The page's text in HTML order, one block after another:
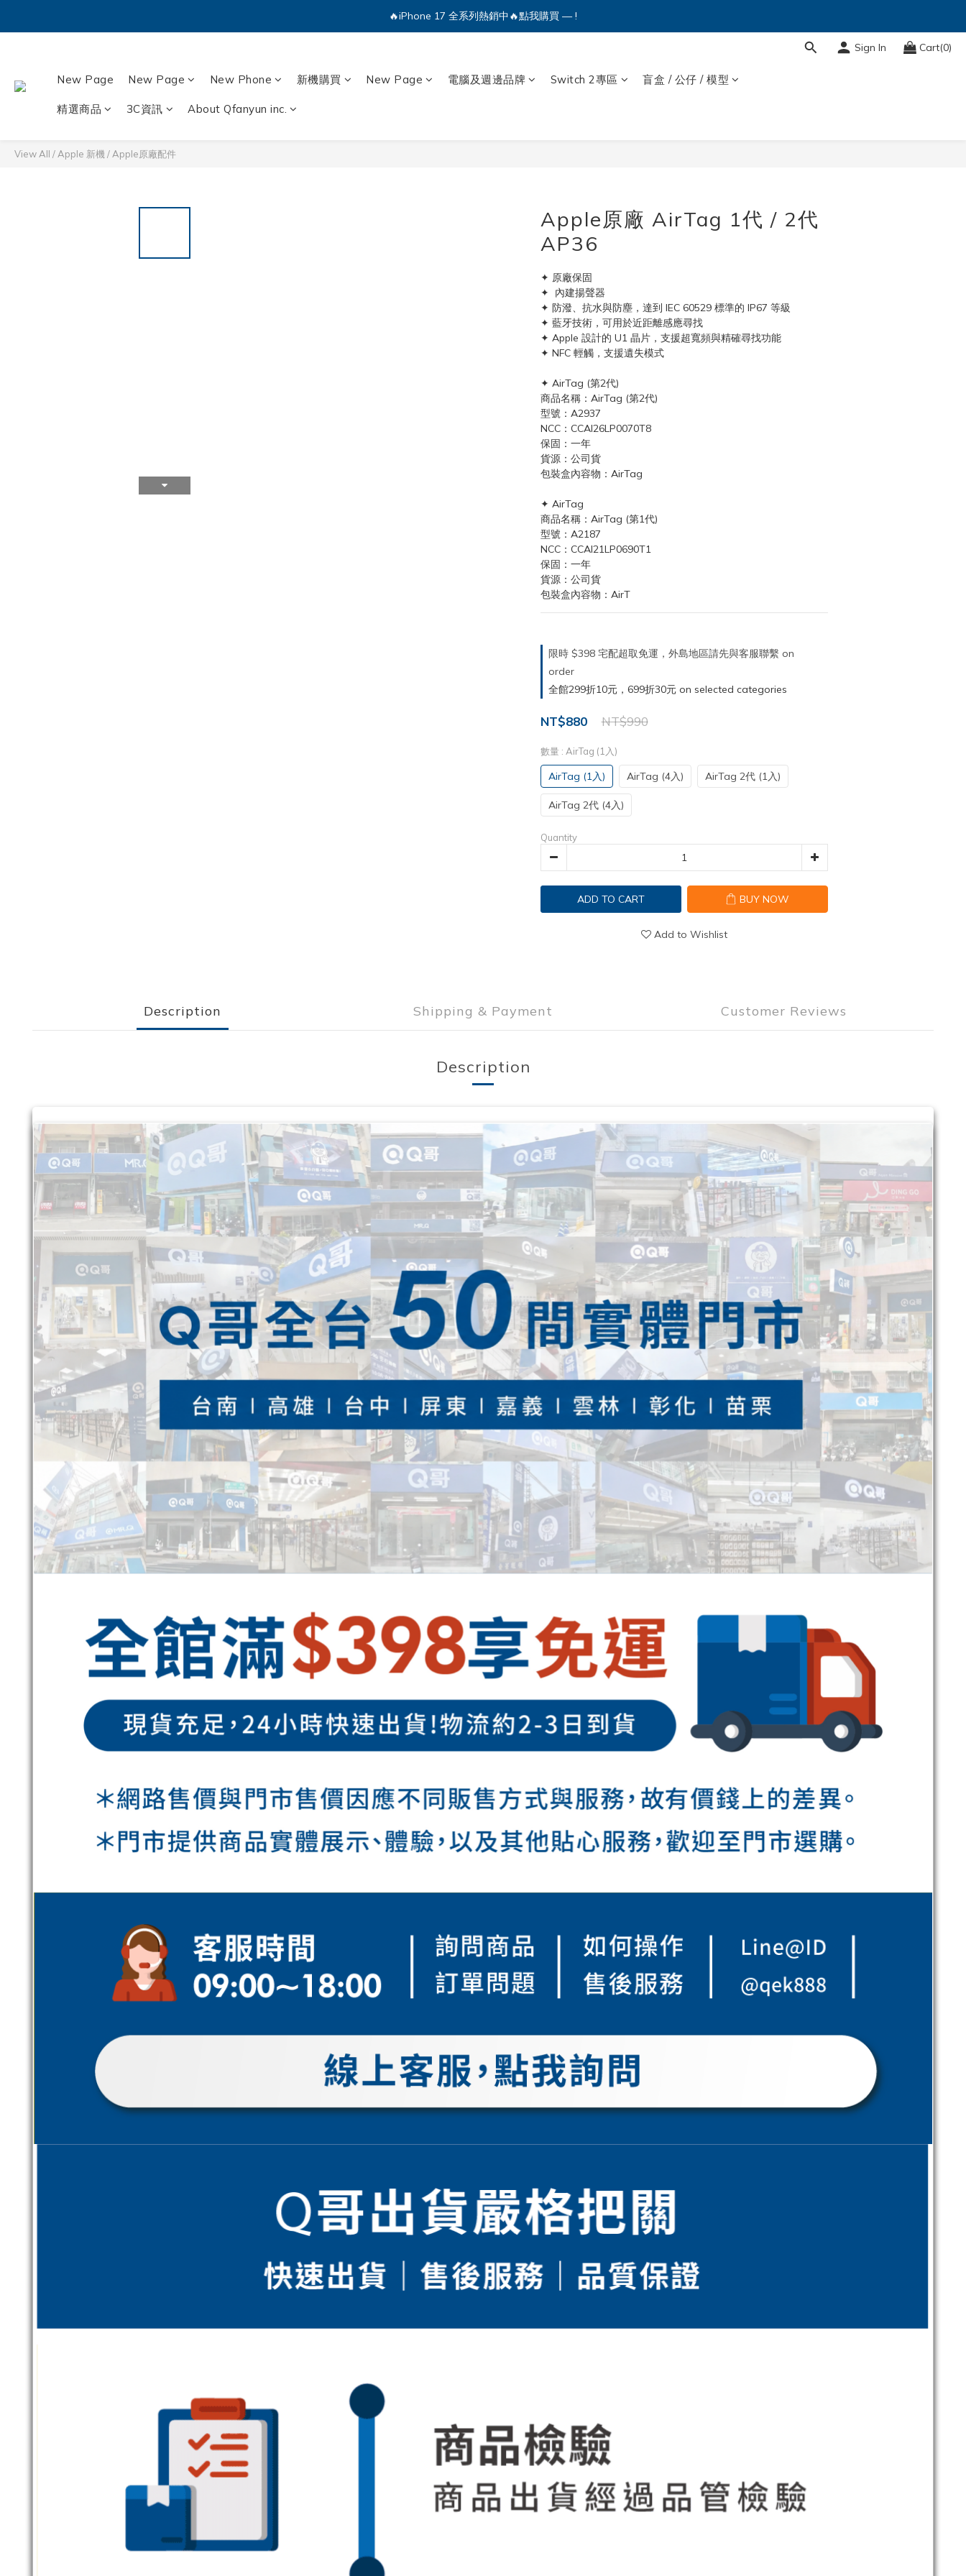
🔥iPhone 17 全系列熱銷中🔥點我購買 — !
🔥iPhone 17 全系列熱銷中🔥點我購買 — !
🔥iPhone 17 全系列熱銷中🔥點我購買 — !
Sign In Cart(0)
New Page New Page New Phone 新機購買 New Page 電腦及週邊品牌 Switch 2專區 盲盒 / 公仔 / 模型
精選商品 3C資訊 About Qfanyun inc.
View All / Apple 新機 / Apple原廠配件
Apple原廠 AirTag 1代 / 2代
AP36
✦ 原廠保固
✦  內建揚聲器
✦ 防潑、抗水與防塵，達到 IEC 60529 標準的 IP67 等級
✦ 藍牙技術，可用於近距離感應尋找
✦ Apple 設計的 U1 晶片，支援超寬頻與精確尋找功能
✦ NFC 輕觸，支援遺失模式
✦ AirTag (第2代)
商品名稱：AirTag (第2代)
型號：A2937
NCC：CCAI26LP0070T8
保固：一年
貨源：公司貨
包裝盒內容物：AirTag
✦ AirTag
商品名稱：AirTag (第1代)
型號：A2187
NCC：CCAI21LP0690T1
保固：一年
貨源：公司貨
包裝盒內容物：AirT
限時 $398 宅配超取免運，外島地區請先與客服聯繫 on
order
全館299折10元，699折30元 on selected categories
NT$990
NT$880
數量 : AirTag (1入)
AirTag (1入) AirTag (4入) AirTag 2代 (1入)
AirTag 2代 (4入)
Quantity
ADD TO CART BUY NOW
Add to Wishlist
Description Shipping & Payment Customer Reviews
Description